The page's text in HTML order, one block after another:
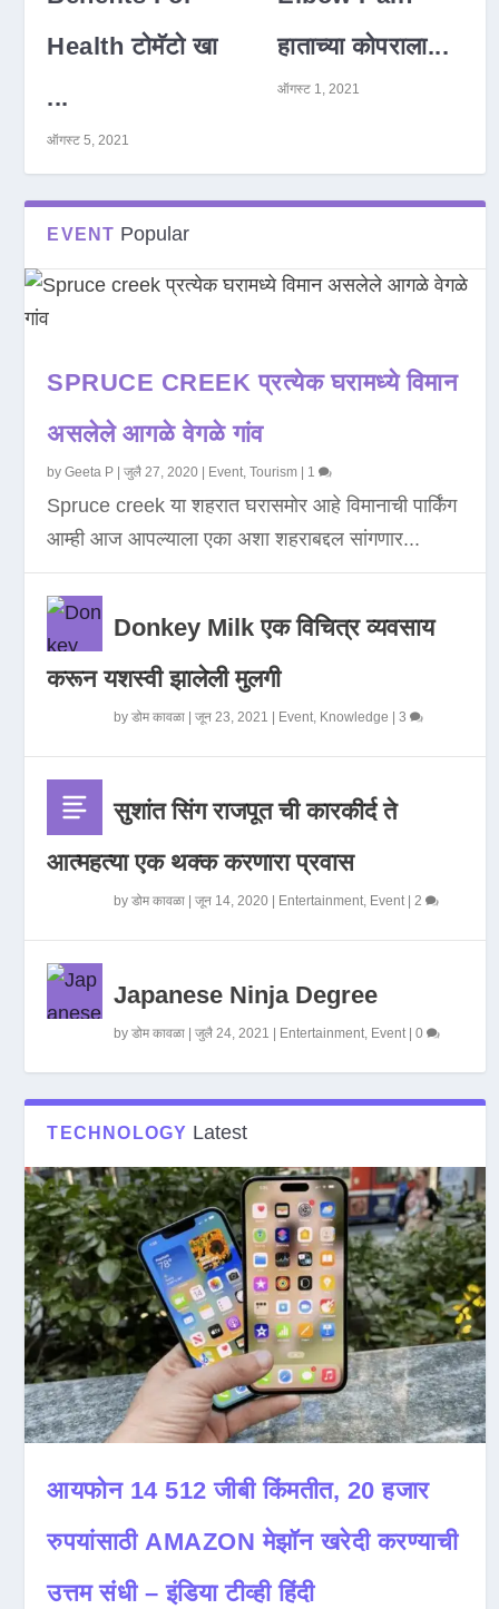
Health टोमॅटो खा
...
ऑगस्ट 5, 2021
हाताच्या कोपराला...
ऑगस्ट 1, 2021
EVENT Popular
SPRUCE CREEK प्रत्येक घरामध्ये विमान
असलेले आगळे वेगळे गांव
byGeeta P |जुलै 27, 2020 Event,Tourism 1
Spruce creek या शहरात घरासमोर आहे विमानाची पार्किंग
आम्ही आज आपल्याला एका अशा शहराबद्दल सांगणार...
Donkey Milk एक विचित्र व्यवसाय
करून यशस्वी झालेली मुलगी
byडोम कावळा |जून 23, 2021 Event, Knowledge |3
सुशांत सिंग राजपूत ची कारकीर्द ते
आत्महत्या एक थक्क करणारा प्रवास
byडोम कावळा |जून 14, 2020 Entertainment, Event|2
Japanese Ninja Degree
byडोम कावळा |जुलै 24, 2021 Entertainment, Event|0
TECHNOLOGY Latest
आयफोन 14 512 जीबी किंमतीत, 20 हजार
रुपयांसाठी AMAZON मेझॉन खरेदी करण्याची
उत्तम संधी – इंडिया टीव्ही हिंदी